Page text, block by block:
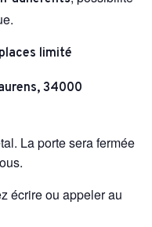
limité
34000
La porte sera fermée
écrire ou appeler au